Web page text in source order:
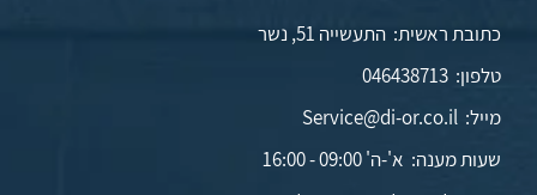
כתובת ראשית: התעשייה 51, נשר
טלפון:046438713
מייל:Service@di-or.co.il
שעות מענה: א'-ה' 09:00 - 16:00